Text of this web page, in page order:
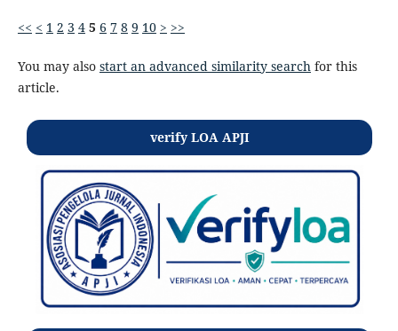
<< < 1 2 3 4 5 6 7 8 9 10 > >>
You may also start an advanced similarity searchfor this
article.
verify LOA APJI